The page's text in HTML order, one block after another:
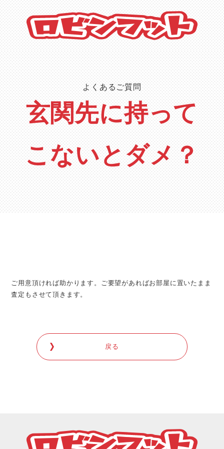
よくあるご質問
玄関先に持って
こないとダメ？
ご用意頂ければ助かります。ご要望があればお部屋に置いたまま
査定もさせて頂きます。
戻る